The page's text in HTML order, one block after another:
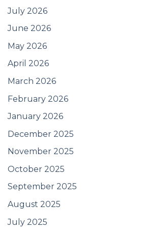
July 2026
June 2026
May 2026
April 2026
March 2026
February 2026
January 2026
December 2025
November 2025
October 2025
September 2025
August 2025
July 2025